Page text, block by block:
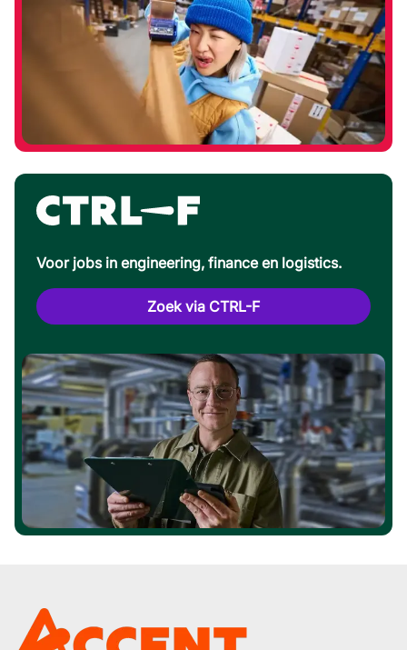
Voor jobs in engineering, finance en logistics.
Zoek via CTRL-F